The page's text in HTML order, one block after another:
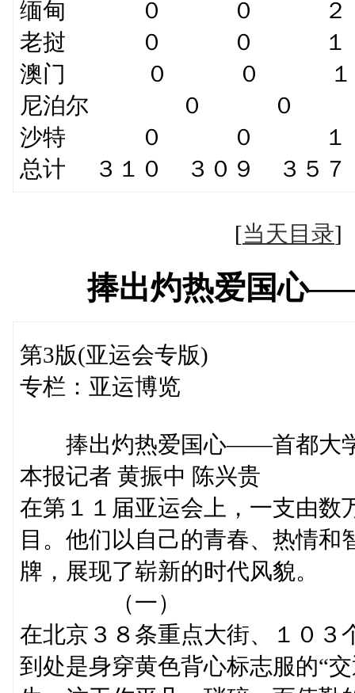
缅甸 ０ ０
老挝 ０ ０
澳门 ０ ０
尼泊尔 ０ ０
沙特 ０ ０
总计 ３１０ ３０９ ３５
[当天目录
捧出灼热爱国心
第3版(亚运会专版)
专栏：亚运博览
捧出灼热爱国心——首都大学
本报记者 黄振中 陈兴贵
在第１１届亚运会上，一支由数
目。他们以自己的青春、热情
牌，展现了崭新的时代风貌。
（一）
在北京３８条重点大街、１０３
到处是身穿黄色背心标志服的“